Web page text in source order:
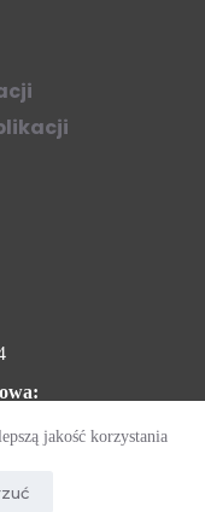
jakość korzystania
"V4biQ".